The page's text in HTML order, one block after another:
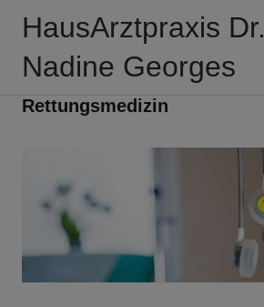
HausArztpraxis Dr.
Nadine Georges
LEISTUNGEN
Rettungsmedizin